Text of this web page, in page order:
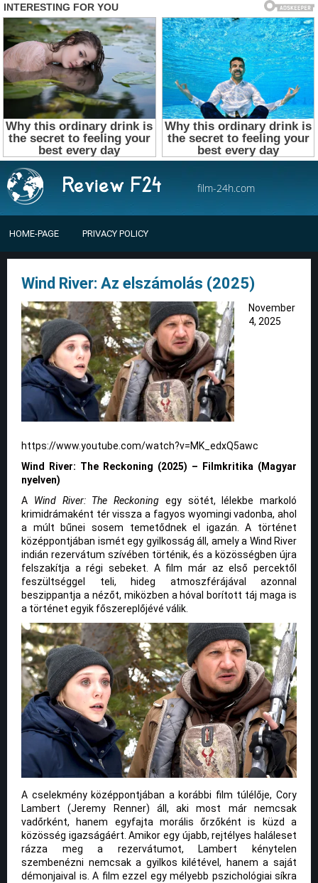
film-24h.com
HOME-PAGE PRIVACY POLICY
Wind River: Az elszámolás (2025)
November
4, 2025
https://www.youtube.com/watch?v=MK_edxQ5awc
Wind River: The Reckoning (2025) – Filmkritika (Magyar
nyelven)
A Wind River: The Reckoning egy sötét, lélekbe markoló
krimidrámaként tér vissza a fagyos wyomingi vadonba, ahol
a múlt bűnei sosem temetődnek el igazán. A történet
középpontjában ismét egy gyilkosság áll, amely a Wind River
indián rezervátum szívében történik, és a közösségben újra
felszakítja a régi sebeket. A film már az első percektől
feszültséggel teli, hideg atmoszférájával azonnal
beszippantja a nézőt, miközben a hóval borított táj maga is
a történet egyik főszereplőjévé válik.
A cselekmény középpontjában a korábbi film túlélője, Cory
Lambert (Jeremy Renner) áll, aki most már nemcsak
vadőrként, hanem egyfajta morális őrzőként is küzd a
közösség igazságáért. Amikor egy újabb, rejtélyes haláleset
rázza meg a rezervátumot, Lambert kénytelen
szembenézni nemcsak a gyilkos kilétével, hanem a saját
démonjaival is. A film ezzel egy mélyebb pszichológiai síkra